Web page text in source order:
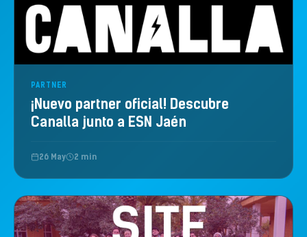
PARTNER
¡Nuevo partner oficial! Descubre
Canalla junto a ESN Jaén
26 May 2 min